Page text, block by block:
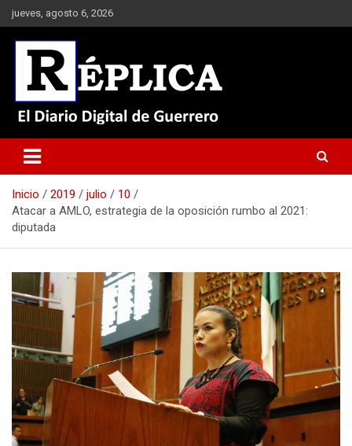
Saltar
al
contenido
jueves, agosto 6, 2026
Réplica
Inicio 2019 julio
10
Atacar a AMLO, estrategia de la oposición rumbo al 2021:
diputada